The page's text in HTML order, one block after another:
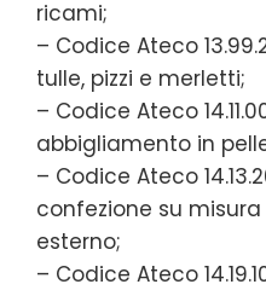
ricami;
– Codice Ateco
tulle, pizzi e merletti;
– Codice Ateco
abbigliamento in
– Codice Ateco
confezione su
esterno;
– Codice Ateco